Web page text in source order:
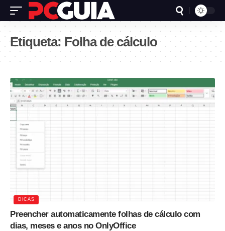
Etiqueta: Folha de cálculo
DICAS
Preencher automaticamente folhas de cálculo com
dias, meses e anos no OnlyOffice